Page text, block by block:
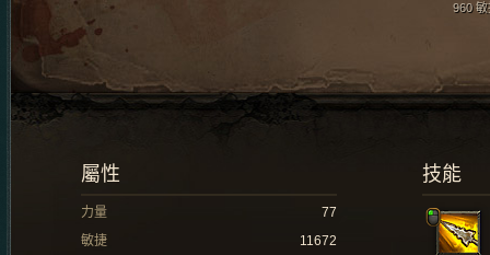
960 敏
技能
屬性
力量
77
敏捷
11672